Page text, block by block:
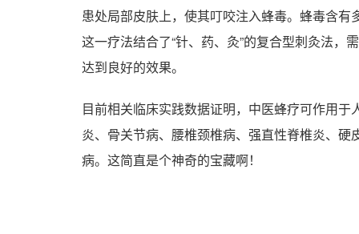
患处局部皮肤上，使其叮咬注入蜂毒。蜂毒含
这一疗法结合了“针、药、灸”的复合型刺灸法
达到良好的效果。
目前相关临床实践数据证明，中医蜂疗可作用
炎、骨关节病、腰椎颈椎病、强直性脊椎炎、
病。这简直是个神奇的宝藏啊！